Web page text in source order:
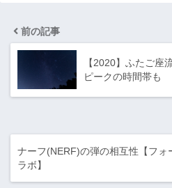
前の記事
【2020】ふたご座
ピークの時間帯も
ナーフ(NERF)の弾の相互性【フォ
ラボ】